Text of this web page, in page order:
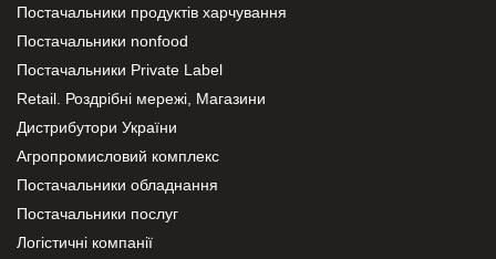
Постачальники продуктів харчування
Постачальники nonfood
Постачальники Private Label
Retail. Роздрібні мережі, Магазини
Дистрибутори України
Агропромисловий комплекс
Постачальники обладнання
Постачальники послуг
Логістичні компанії